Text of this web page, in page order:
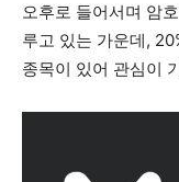
오후로 들어서며 암
루고 있는 가운데,
종목이 있어 관심이